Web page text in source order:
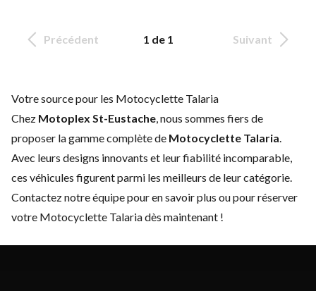
Précédent 1 de 1 Suivant
Votre source pour les Motocyclette Talaria
Chez Motoplex St-Eustache, nous sommes fiers de
proposer la gamme complète de Motocyclette Talaria.
Avec leurs designs innovants et leur fiabilité incomparable,
ces véhicules figurent parmi les meilleurs de leur catégorie.
Contactez notre équipepour en savoir plus ou pour réserver
votre Motocyclette Talaria dès maintenant !